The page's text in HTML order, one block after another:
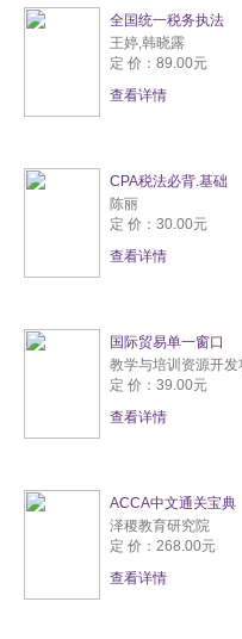
全国统一税务执法
王婷,韩晓露
定 价：89.00元
查看详情
CPA税法必背.基础
陈丽
定 价：30.00元
查看详情
国际贸易单一窗口
教学与培训资源开发
定 价：39.00元
查看详情
ACCA中文通关宝典
泽稷教育研究院
定 价：268.00元
查看详情